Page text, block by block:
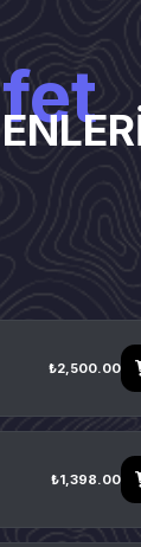
₺2,500.00
₺1,398.00